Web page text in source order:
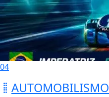
04
AUTOMOBILISMO